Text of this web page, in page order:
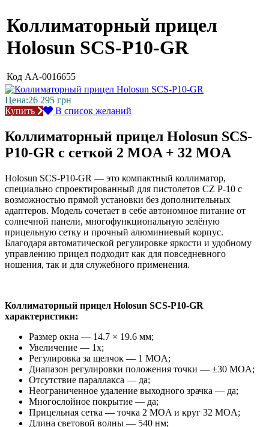
Коллиматорный прицел
Holosun SCS-P10-GR
Код AA-0016655
Цена:26 295 грн
Купить
В список желаний
Коллиматорный прицел Holosun SCS-
P10-GR с сеткой 2 MOA + 32 MOA
Holosun SCS-P10-GR — это компактный коллиматор,
специально спроектированный для пистолетов CZ P-10 с
возможностью прямой установки без дополнительных
адаптеров. Модель сочетает в себе автономное питание от
солнечной панели, многофункциональную зелёную
прицельную сетку и прочный алюминиевый корпус.
Благодаря автоматической регулировке яркости и удобному
управлению прицел подходит как для повседневного
ношения, так и для служебного применения.
Коллиматорный прицел Holosun SCS-P10-GR
характеристики:
Размер окна — 14.7 × 19.6 мм;
Увеличение — 1x;
Регулировка за щелчок — 1 MOA;
Диапазон регулировки положения точки — ±30 MOA;
Отсутствие параллакса — да;
Неограниченное удаление выходного зрачка — да;
Многослойное покрытие — да;
Прицельная сетка — точка 2 MOA и круг 32 MOA;
Длина световой волны — 540 нм;